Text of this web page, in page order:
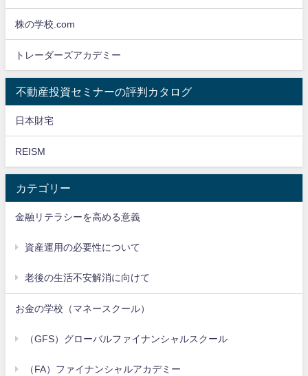
株の学校.com
トレーダーズアカデミー
不動産投資セミナーの評判カタログ
日本財宅
REISM
カテゴリー
金融リテラシーを高める意義
資産運用の必要性について
老後の生活不安解消に向けて
お金の学校（マネースクール）
（GFS）グローバルファイナンシャルスクール
（FA）ファイナンシャルアカデミー